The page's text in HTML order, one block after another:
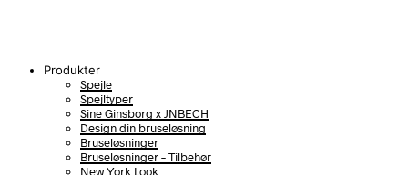
Produkter
Spejle
Spejltyper
Sine Ginsborg x JNBECH
Design din bruseløsning
Bruseløsninger
Bruseløsninger – Tilbehør
New York Look